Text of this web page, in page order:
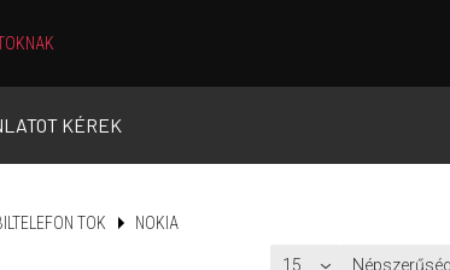
KÉREK
TOK NOKIA